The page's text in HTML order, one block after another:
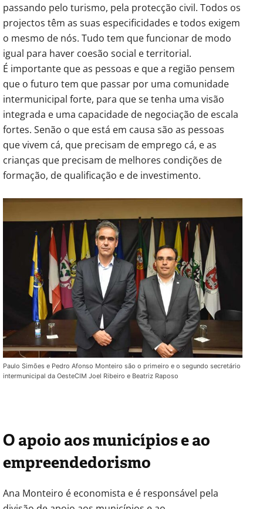
passando pelo turismo, pela protecção civil. Todos os
projectos têm as suas especificidades e todos exigem
o mesmo de nós. Tudo tem que funcionar de modo
igual para haver coesão social e territorial.
É importante que as pessoas e que a região pensem
que o futuro tem que passar por uma comunidade
intermunicipal forte, para que se tenha uma visão
integrada e uma capacidade de negociação de escala
fortes. Senão o que está em causa são as pessoas
que vivem cá, que precisam de emprego cá, e as
crianças que precisam de melhores condições de
formação, de qualificação e de investimento.
Paulo Simões e Pedro Afonso Monteiro são o primeiro e o segundo secretário
intermunicipal da OesteCIM Joel Ribeiro e Beatriz Raposo
O apoio aos municípios e ao
empreendedorismo
Ana Monteiro é economista e é responsável pela